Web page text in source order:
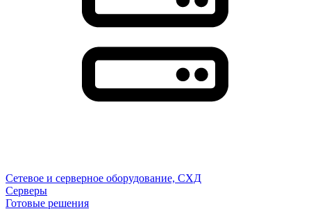
Сетевое и серверное оборудование, СХД
Cерверы
Готовые решения